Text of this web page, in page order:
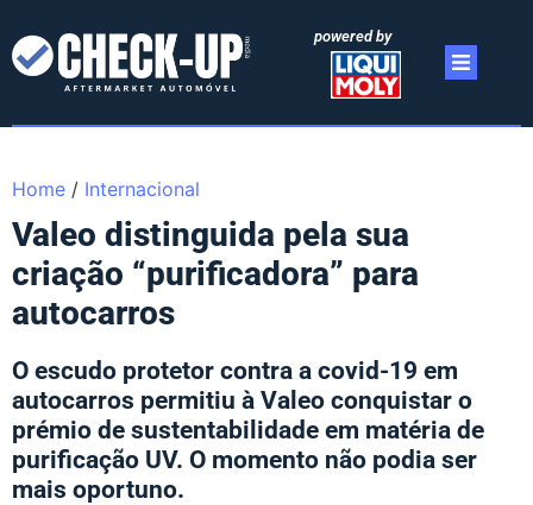
powered by
Home / Internacional
Valeo distinguida pela sua
criação “purificadora” para
autocarros
O escudo protetor contra a covid-19 em
autocarros permitiu à Valeo conquistar o
prémio de sustentabilidade em matéria de
purificação UV. O momento não podia ser
mais oportuno.